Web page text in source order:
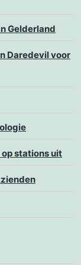
Gelderland
Daredevil voor
stations uit